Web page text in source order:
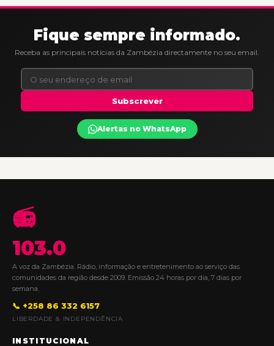
Fique sempre informado.
Receba as principais notícias da Zambézia directamente no seu email.
Subscrever
Alertas no WhatsApp
📻
103.0
A voz da Zambézia. Rádio, informação e entretenimento ao serviço das
comunidades da região desde 2009. Emissão 24 horas por dia, 7 dias por
semana.
📞 +258 86 332 6157
LIBERDADE & INDEPENDÊNCIA
INSTITUCIONAL